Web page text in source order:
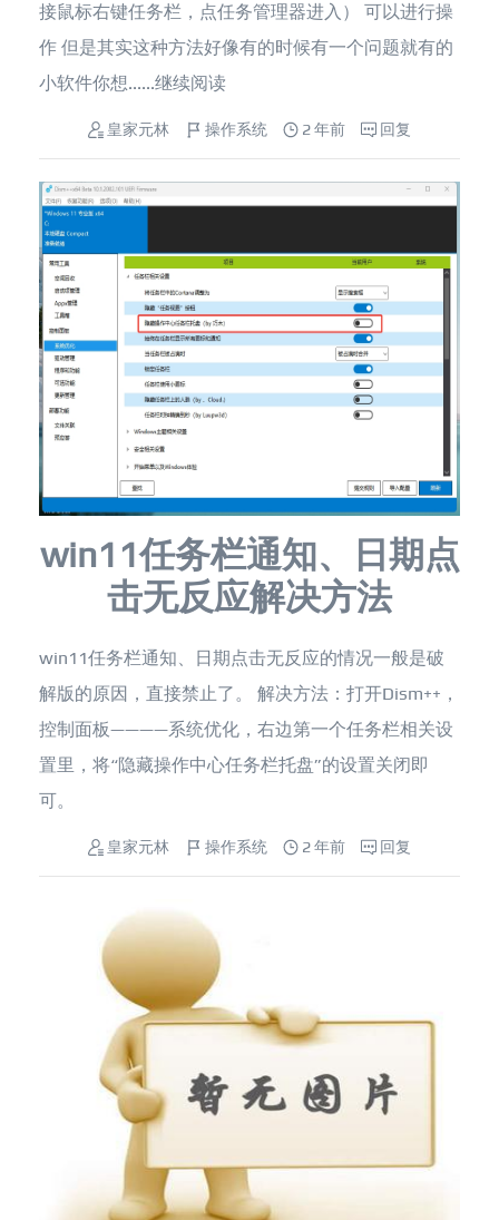
接鼠标右键任务栏，点任务管理器进入） 可以进行操
作 但是其实这种方法好像有的时候有一个问题就有的
小软件你想......继续阅读
皇家元林 操作系统 2 年前 回复
win11任务栏通知、日期点
击无反应解决方法
win11任务栏通知、日期点击无反应的情况一般是破
解版的原因，直接禁止了。 解决方法：打开Dism++，
控制面板————系统优化，右边第一个任务栏相关设
置里，将“隐藏操作中心任务栏托盘”的设置关闭即
可。
皇家元林 操作系统 2 年前 回复